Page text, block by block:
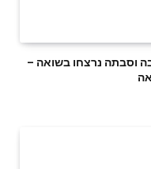
וסבתה נרצחו בשואה –